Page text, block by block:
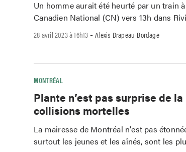
Un homme aurait été heurté par un train
Canadien National (CN) vers 13h dans
28 avril 2023 à 16h13 -Alexis Drapeau-Bordage
MONTRÉAL
Plante n’est pas surprise de
collisions mortelles
La mairesse de Montréal n'est pas
surtout les jeunes et les aînés, sont les